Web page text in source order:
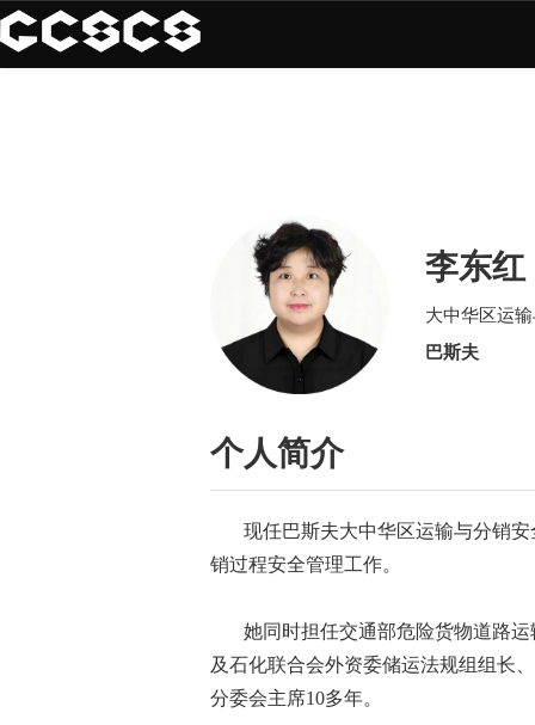
李东红
大中华区运
巴斯夫
个人简介
现任巴斯夫大中华区运输与分销
销过程安全管理工作。
她同时担任交通部危险货物道路
及石化联合会外资委储运法规组组长
分委会主席10多年。